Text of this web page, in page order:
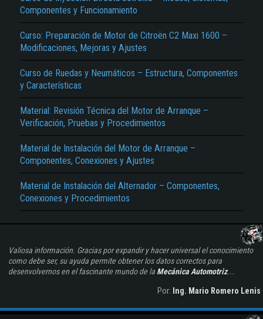
Componentes y Funcionamiento
Curso: Preparación de Motor de Citroën C2 Maxi 1600 –
Modificaciones, Mejoras y Ajustes
Curso de Ruedas y Neumáticos – Estructura, Componentes
y Características
Material: Revisión Técnica del Motor de Arranque –
Verificación, Pruebas y Procedimientos
Material de Instalación del Motor de Arranque –
Componentes, Conexiones y Ajustes
Material de Instalación del Alternador – Componentes,
Conexiones y Procedimientos
Valiosa información. Gracias por expandir y hacer universal el conocimiento
como debe ser, su ayuda permite obtener los datos correctos para
desenvolvernos en el fascinante mundo de la Mecánica Automotriz...
Por: Ing. Mario Romero Lenis